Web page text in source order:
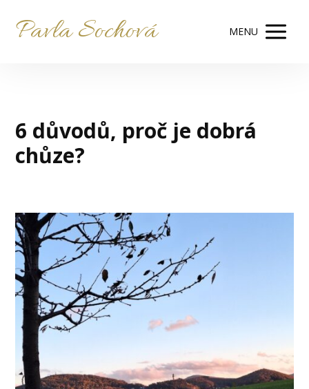
Pavla Sochová MENU
6 důvodů, proč je dobrá
chůze?